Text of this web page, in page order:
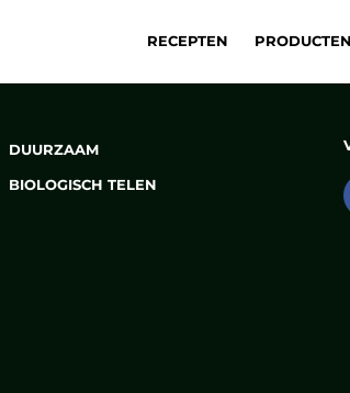
RECEPTEN PRODUCTEN
DUURZAAM
BIOLOGISCH TELEN